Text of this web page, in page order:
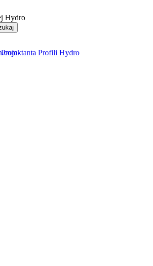
Hydro
Profili Hydro